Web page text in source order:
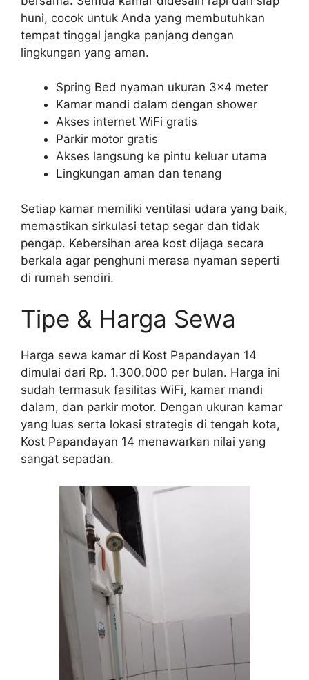
huni, cocok untuk Anda yang membutuhkan
tempat tinggal jangka panjang dengan
lingkungan yang aman.
Spring Bed nyaman ukuran 3×4 meter
Kamar mandi dalam dengan shower
Akses internet WiFi gratis
Parkir motor gratis
Akses langsung ke pintu keluar utama
Lingkungan aman dan tenang
Setiap kamar memiliki ventilasi udara yang baik,
memastikan sirkulasi tetap segar dan tidak
pengap. Kebersihan area kost dijaga secara
berkala agar penghuni merasa nyaman seperti
di rumah sendiri.
Tipe & Harga Sewa
Harga sewa kamar di Kost Papandayan 14
dimulai dari Rp. 1.300.000 per bulan. Harga ini
sudah termasuk fasilitas WiFi, kamar mandi
dalam, dan parkir motor. Dengan ukuran kamar
yang luas serta lokasi strategis di tengah kota,
Kost Papandayan 14 menawarkan nilai yang
sangat sepadan.